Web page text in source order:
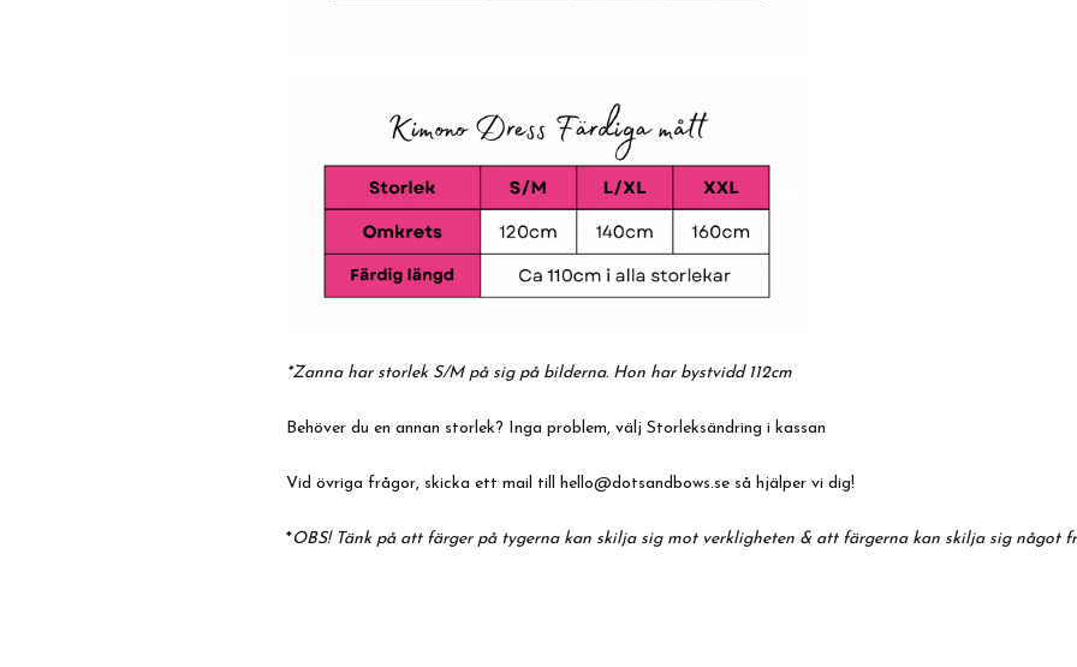
*Zanna har storlek S/M på sig på bilderna. Hon har bystvidd 112cm
Behöver du en annan storlek? Inga problem, välj Storleksändring i kassan
Vid övriga frågor, skicka ett mail till hello@dotsandbows.se så hjälper vi dig!
*OBS! Tänk på att färger på tygerna kan skilja sig mot verkligheten & att färgerna kan skilja sig något